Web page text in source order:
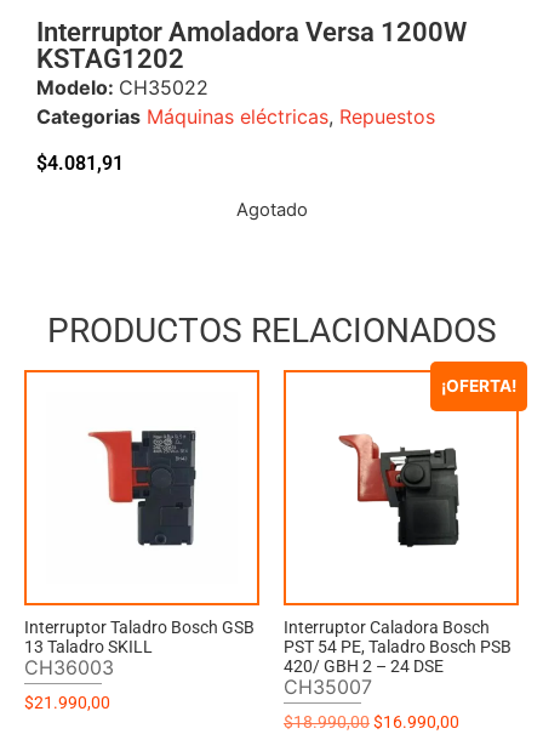
Interruptor Amoladora Versa 1200W
KSTAG1202
Modelo: CH35022
Categorias Máquinas eléctricas, Repuestos
$4.081,91
Agotado
PRODUCTOS RELACIONADOS
Interruptor Taladro Bosch GSB
13 Taladro SKILL
CH36003
$21.990,00
¡OFERTA!
Interruptor Caladora Bosch
PST 54 PE, Taladro Bosch PSB
420/ GBH 2 – 24 DSE
CH35007
$18.990,00$16.990,00